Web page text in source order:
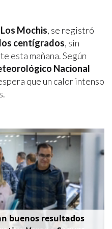
Los Mochis, se registró
centígrados, sin
esta mañana. Según
Nacional
que un calor intenso
buenos resultados